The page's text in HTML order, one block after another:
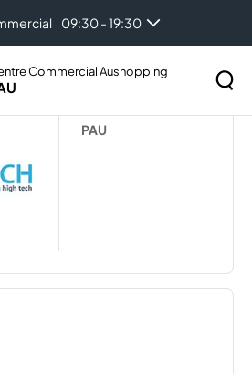
09:30 - 19:30
Commercial Aushopping
PAU